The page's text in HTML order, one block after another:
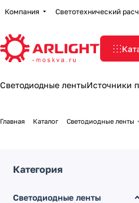
Компания Светотехнический
Светодиодные лентыИсточники
Главная Каталог Светодиодные ленты
Категория
Светодиодные ленты